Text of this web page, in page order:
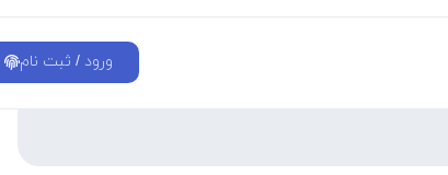
ورود / ثبت نام